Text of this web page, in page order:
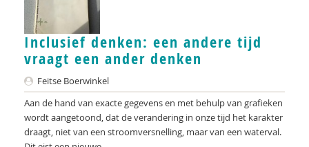
Inclusief denken: een andere tijd
vraagt een ander denken
Feitse Boerwinkel
Aan de hand van exacte gegevens en met behulp van grafieken
wordt aangetoond, dat de verandering in onze tijd het karakter
draagt, niet van een stroomversnelling, maar van een waterval.